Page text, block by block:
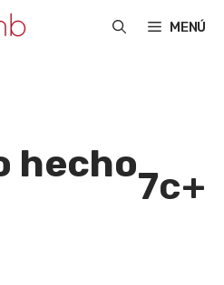
MENÚ
hecho7c+